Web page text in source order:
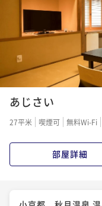
あじさい
27平米 喫煙可 無料Wi-Fi
部屋詳細